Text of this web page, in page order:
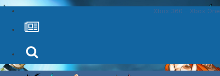
Xbox 360 - Xbox One